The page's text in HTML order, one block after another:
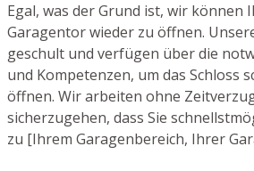
Egal, was der Grund ist, wir können
Garagentor wieder zu öffnen.
geschult und verfügen über die
und Kompetenzen, um das Schloss
öffnen. Wir arbeiten ohne
sicherzugehen, dass Sie
zu [Ihrem Garagenbereich, Ihrer